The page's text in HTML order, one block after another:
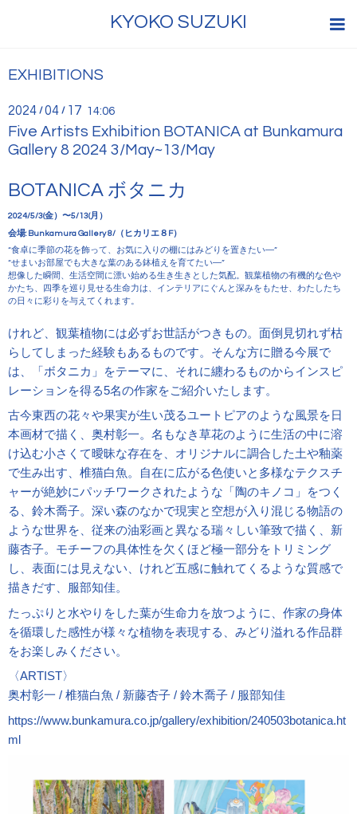
KYOKO SUZUKI
EXHIBITIONS
2024 /04 / 17 14:06
Five Artists Exhibition BOTANICA at Bunkamura
Gallery 8 2024 3/May~13/May
BOTANICA ボタニカ
2024/5/3(金）〜5/13(月）
会場: Bunkamura Gallery 8/（ヒカリエ８F）
“食卓に季節の花を飾って、お気に入りの棚にはみどりを置きたい―”
“せまいお部屋でも大きな葉のある鉢植えを育てたい―”
想像した瞬間、生活空間に漂い始める生き生きとした気配。観葉植物の有機的な色や
かたち、四季を巡り見せる生命力は、インテリアにぐんと深みをもたせ、わたしたち
の日々に彩りを与えてくれます。
けれど、観葉植物には必ずお世話がつきもの。面倒見切れず枯
らしてしまった経験もあるものです。そんな方に贈る今展で
は、「ボタニカ」をテーマに、それに纏わるものからインスピ
レーションを得る5名の作家をご紹介いたします。
古今東西の花々や果実が生い茂るユートピアのような風景を日
本画材で描く、奥村彰一。名もなき草花のように生活の中に溶
け込む小さくて曖昧な存在を、オリジナルに調合した土や釉薬
で生み出す、椎猫白魚。自在に広がる色使いと多様なテクスチ
ャーが絶妙にパッチワークされたような「陶のキノコ」をつく
る、鈴木喬子。深い森のなかで現実と空想が入り混じる物語の
ような世界を、従来の油彩画と異なる瑞々しい筆致で描く、新
藤杏子。モチーフの具体性を欠くほど極一部分をトリミング
し、表面には見えない、けれど五感に触れてくるような質感で
描きだす、服部知佳。
たっぷりと水やりをした葉が生命力を放つように、作家の身体
を循環した感性が様々な植物を表現する、みどり溢れる作品群
をお楽しみください。
〈ARTIST〉
奥村彰一 / 椎猫白魚 / 新藤杏子 / 鈴木喬子 / 服部知佳
https://www.bunkamura.co.jp/gallery/exhibition/240503botanica.ht
ml